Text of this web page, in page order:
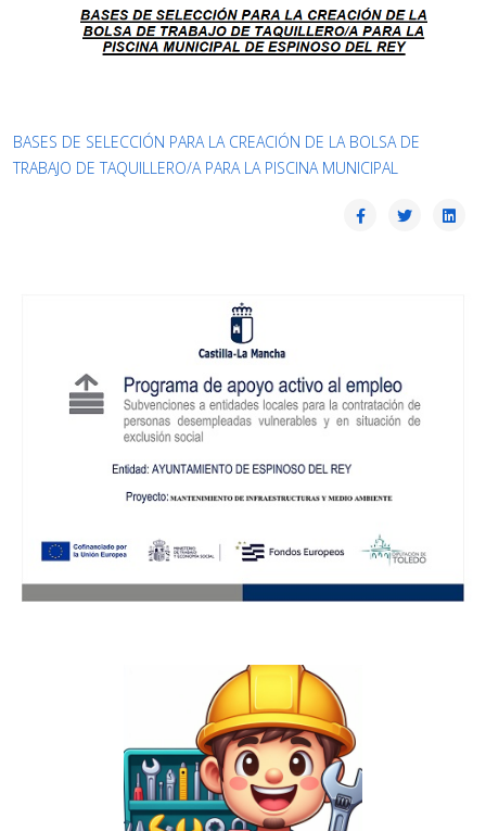
BASES DE SELECCIÓN PARA LA CREACIÓN DE LA BOLSA DE
TRABAJO DE TAQUILLERO/A PARA LA PISCINA MUNICIPAL